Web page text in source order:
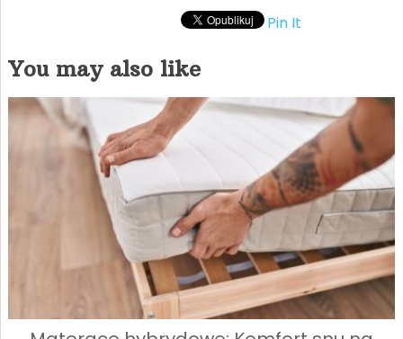
Pin It
You may also like